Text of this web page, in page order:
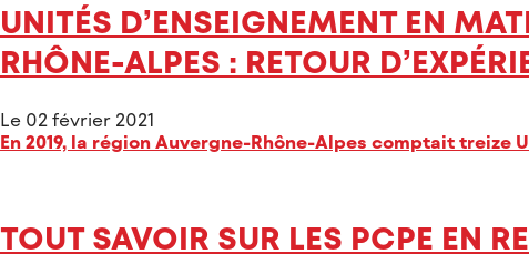
UNITÉS D’ENSEIGNEMENT EN
RHÔNE-ALPES : RETOUR
Le 02 février 2021
En 2019, la région Auvergne-Rhône-Alpes comptait
TOUT SAVOIR SUR LES PCPE EN